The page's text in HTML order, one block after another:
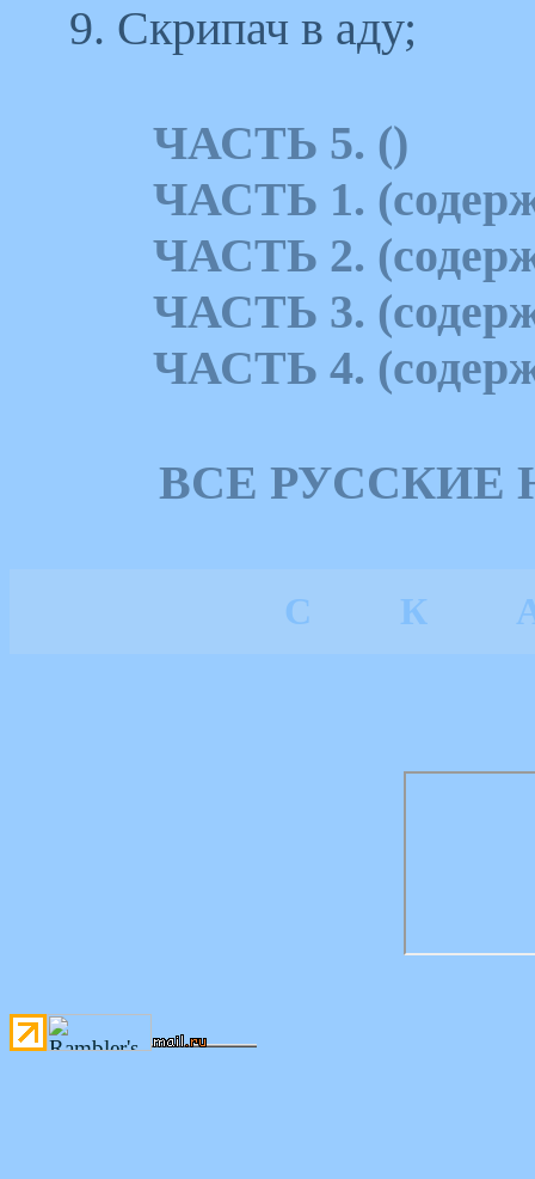
9. Скрипач в аду;
ЧАСТЬ 5. ()
ЧАСТЬ 1.
ЧАСТЬ 2.
ЧАСТЬ 3.
ЧАСТЬ 4.
ВСЕ РУССКИЕ
С К